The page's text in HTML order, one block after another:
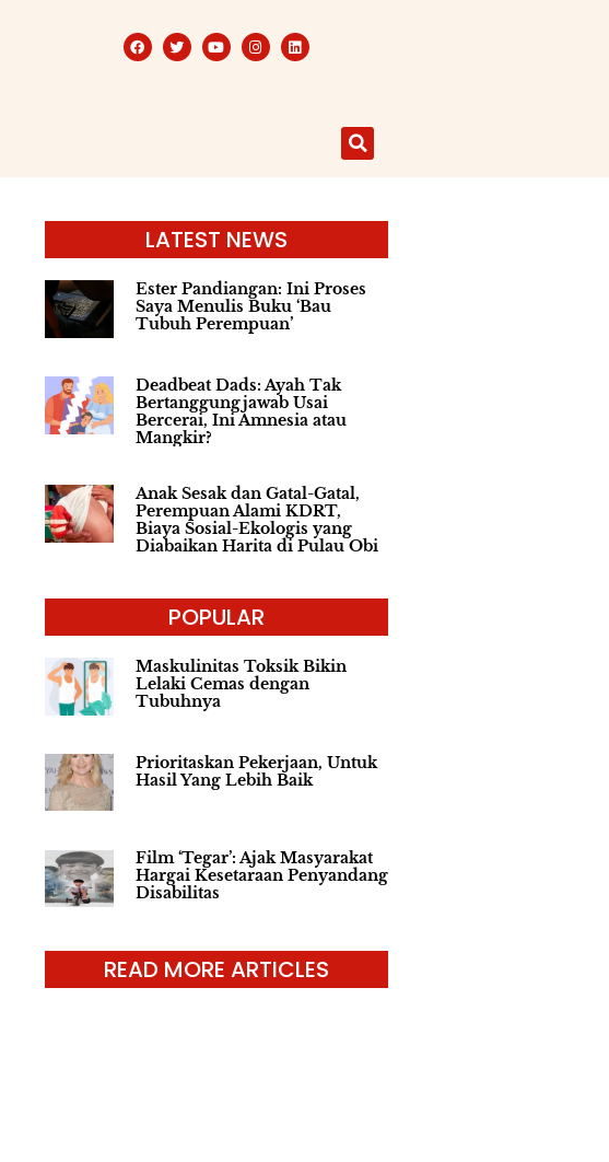
LATEST NEWS
Ester Pandiangan: Ini Proses
Saya Menulis Buku ‘Bau
Tubuh Perempuan’
Deadbeat Dads: Ayah Tak
Bertanggungjawab Usai
Bercerai, Ini Amnesia atau
Mangkir?
Anak Sesak dan Gatal-Gatal,
Perempuan Alami KDRT,
Biaya Sosial-Ekologis yang
Diabaikan Harita di Pulau Obi
POPULAR
Maskulinitas Toksik Bikin
Lelaki Cemas dengan
Tubuhnya
Prioritaskan Pekerjaan, Untuk
Hasil Yang Lebih Baik
Film ‘Tegar’: Ajak Masyarakat
Hargai Kesetaraan Penyandang
Disabilitas
READ MORE ARTICLES